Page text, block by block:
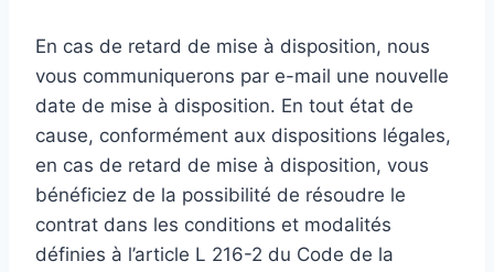
En cas de retard de mise à disposition, nous
vous communiquerons par e-mail une nouvelle
date de mise à disposition. En tout état de
cause, conformément aux dispositions légales,
en cas de retard de mise à disposition, vous
bénéficiez de la possibilité de résoudre le
contrat dans les conditions et modalités
définies à l’article L 216-2 du Code de la